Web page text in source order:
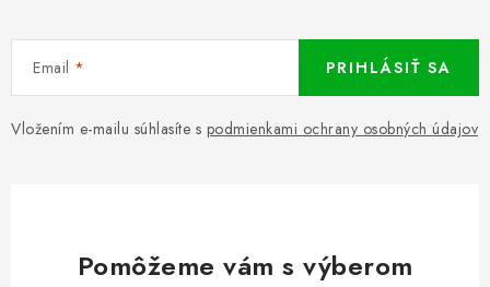
Email
Vložením e-mailu súhlasíte s podmienkami ochrany osobných údajov
PRIHLÁSIŤ SA
Pomôžeme vám s výberom